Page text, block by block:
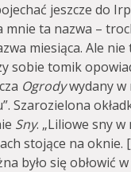
jeszcze do
mnie ta nazwa –
miesiąca. Ale
sobie tomik
Ogrodywydany w
Szarozielona
Sny. „Liliowe sny w
stojące na oknie.
było się obłowić